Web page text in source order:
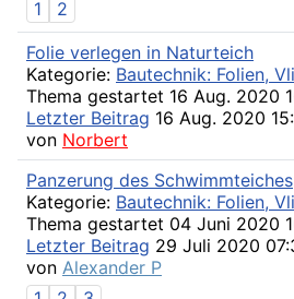
1
2
Folie verlegen in Naturteich
Kategorie: Bautechnik: Folien,
Thema gestartet 16 Aug. 2020
Letzter Beitrag 16 Aug. 2020
von Norbert
Panzerung des Schwimmteiches
Kategorie: Bautechnik: Folien,
Thema gestartet 04 Juni 2020
Letzter Beitrag 29 Juli 2020
von Alexander P